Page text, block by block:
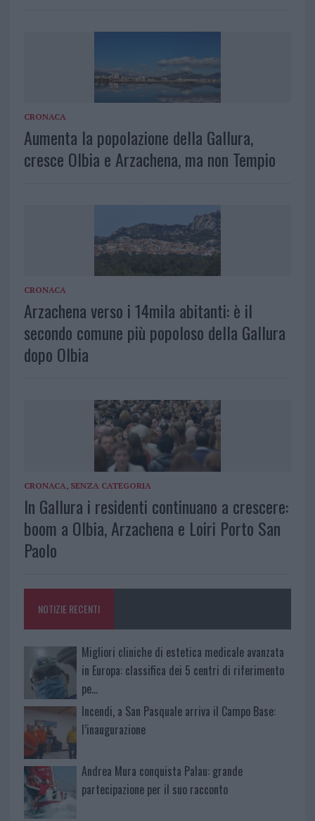
CRONACA
Aumenta la popolazione della Gallura,
cresce Olbia e Arzachena, ma non Tempio
CRONACA
Arzachena verso i 14mila abitanti: è il
secondo comune più popoloso della Gallura
dopo Olbia
CRONACA SENZA CATEGORIA
In Gallura i residenti continuano a crescere:
boom a Olbia, Arzachena e Loiri Porto San
Paolo
NOTIZIE RECENTI
Migliori cliniche di estetica medicale avanzata
in Europa: classifica dei 5 centri di riferimento
pe…
Incendi, a San Pasquale arriva il Campo Base:
l’inaugurazione
Andrea Mura conquista Palau: grande
partecipazione per il suo racconto